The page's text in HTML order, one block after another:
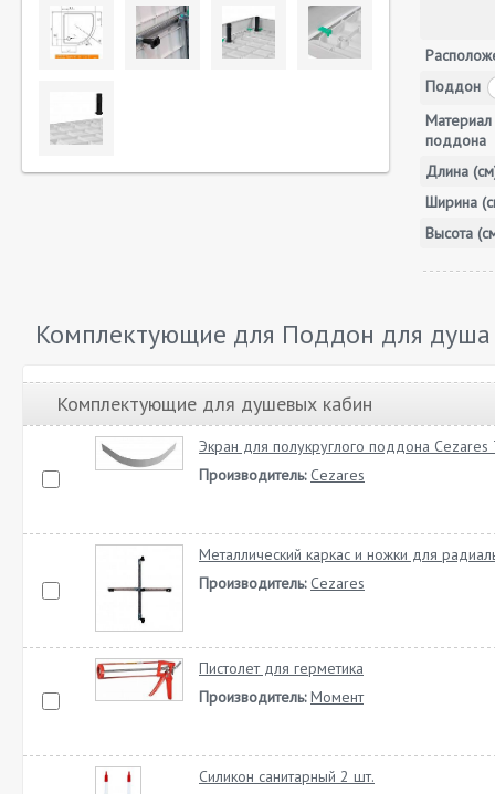
Поддон
Материал
поддона
Длина
Ширина
Высота
Комплектующие для Поддон для душа
Комплектующие для душевых кабин
Экран для полукруглого поддона Cezares
Производитель: Cezares
Металлический каркас и ножки для
Производитель: Cezares
Пистолет для герметика
Производитель: Момент
Силикон санитарный 2 шт.